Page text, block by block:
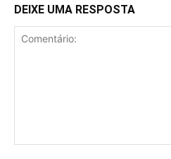
DEIXE UMA RESPOSTA